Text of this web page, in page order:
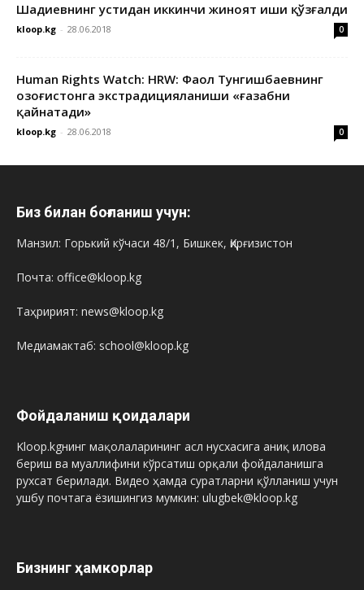
Шадиевнинг устидан иккинчи жиноят иши қўзғалди
kloop.kg - 28.06.2018 0
Human Rights Watch: HRW: Фаол Тунгишбаевнинг
Қозоғистонга экстрадицияланиши «ғазабни
қайнатади»
kloop.kg - 28.06.2018 0
Биз билан боғланиш учун:
Манзил: Горький кўчаси 48/1, Бишкек, Қирғизистон
Почта: office@kloop.kg
Таҳририят: news@kloop.kg
Медиамактаб: school@kloop.kg
Фойдаланиш қоидалари
Kloop.kgнинг мақолаларининг асл нусхасига аниқ илова
бериш ва муаллифини кўрсатиш орқали фойдаланишга
рухсат берилади. Видео ҳамда суратларни қўлланиш учун
ушбу почтага ёзишингиз мумкин: ulugbek@kloop.kg
Бизнинг ҳамкорлар